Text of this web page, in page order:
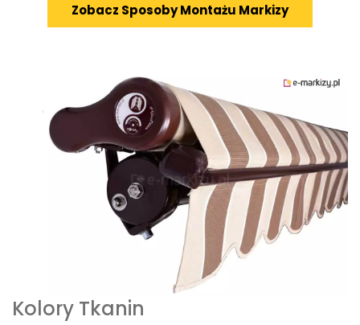
Zobacz Sposoby Montażu Markizy
Kolory Tkanin